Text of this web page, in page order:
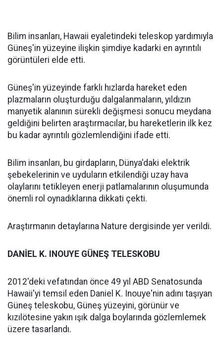
Bilim insanları, Hawaii eyaletindeki teleskop yardımıyla
Güneş'in yüzeyine ilişkin şimdiye kadarki en ayrıntılı
görüntüleri elde etti.
Güneş'in yüzeyinde farklı hızlarda hareket eden
plazmaların oluşturduğu dalgalanmaların, yıldızın
manyetik alanının sürekli değişmesi sonucu meydana
geldiğini belirten araştırmacılar, bu hareketlerin ilk kez
bu kadar ayrıntılı gözlemlendiğini ifade etti.
Bilim insanları, bu girdapların, Dünya'daki elektrik
şebekelerinin ve uyduların etkilendiği uzay hava
olaylarını tetikleyen enerji patlamalarının oluşumunda
önemli rol oynadıklarına dikkati çekti.
Araştırmanın detaylarına Nature dergisinde yer verildi.
DANİEL K. INOUYE GÜNEŞ TELESKOBU
2012'deki vefatından önce 49 yıl ABD Senatosunda
Hawaii'yi temsil eden Daniel K. Inouye'nin adını taşıyan
Güneş teleskobu, Güneş yüzeyini, görünür ve
kızılötesine yakın ışık dalga boylarında gözlemlemek
üzere tasarlandı.